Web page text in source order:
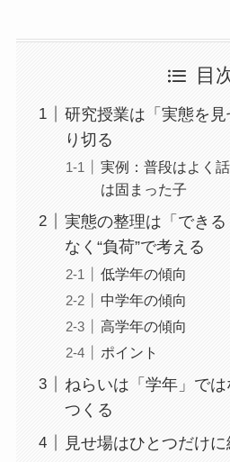
目
研究授業は「実態を
り切る
実例：普段はよく
は固まった子
実態の整理は「でき
なく“負荷”で考える
低学年の傾向
中学年の傾向
高学年の傾向
ポイント
ねらいは「学年」で
つくる
見せ場はひとつだけに